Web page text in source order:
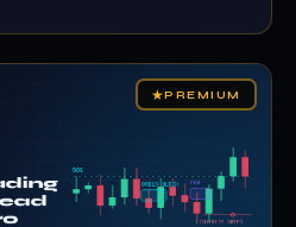
★PREMIUM